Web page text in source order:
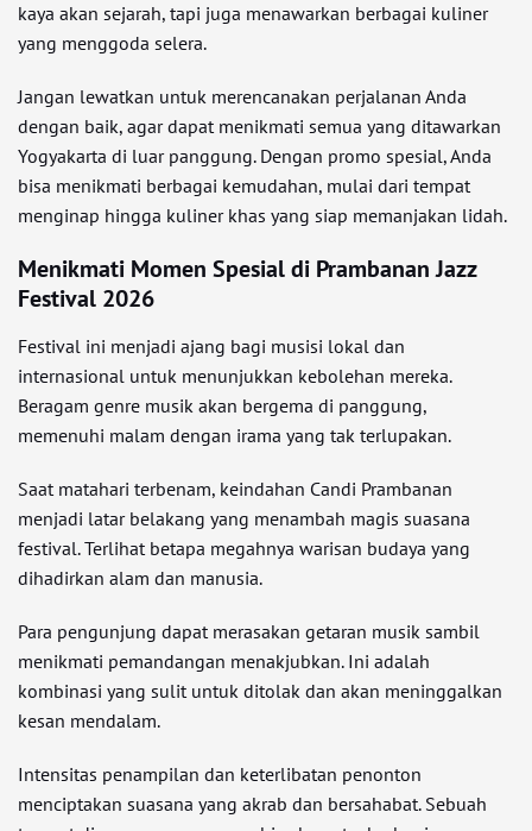
kaya akan sejarah, tapi juga menawarkan berbagai kuliner
yang menggoda selera.
Jangan lewatkan untuk merencanakan perjalanan Anda
dengan baik, agar dapat menikmati semua yang ditawarkan
Yogyakarta di luar panggung. Dengan promo spesial, Anda
bisa menikmati berbagai kemudahan, mulai dari tempat
menginap hingga kuliner khas yang siap memanjakan lidah.
Menikmati Momen Spesial di Prambanan Jazz
Festival 2026
Festival ini menjadi ajang bagi musisi lokal dan
internasional untuk menunjukkan kebolehan mereka.
Beragam genre musik akan bergema di panggung,
memenuhi malam dengan irama yang tak terlupakan.
Saat matahari terbenam, keindahan Candi Prambanan
menjadi latar belakang yang menambah magis suasana
festival. Terlihat betapa megahnya warisan budaya yang
dihadirkan alam dan manusia.
Para pengunjung dapat merasakan getaran musik sambil
menikmati pemandangan menakjubkan. Ini adalah
kombinasi yang sulit untuk ditolak dan akan meninggalkan
kesan mendalam.
Intensitas penampilan dan keterlibatan penonton
menciptakan suasana yang akrab dan bersahabat. Sebuah